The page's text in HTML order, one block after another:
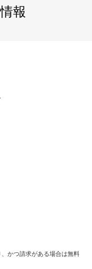
報
かつ請求がある場合は無料